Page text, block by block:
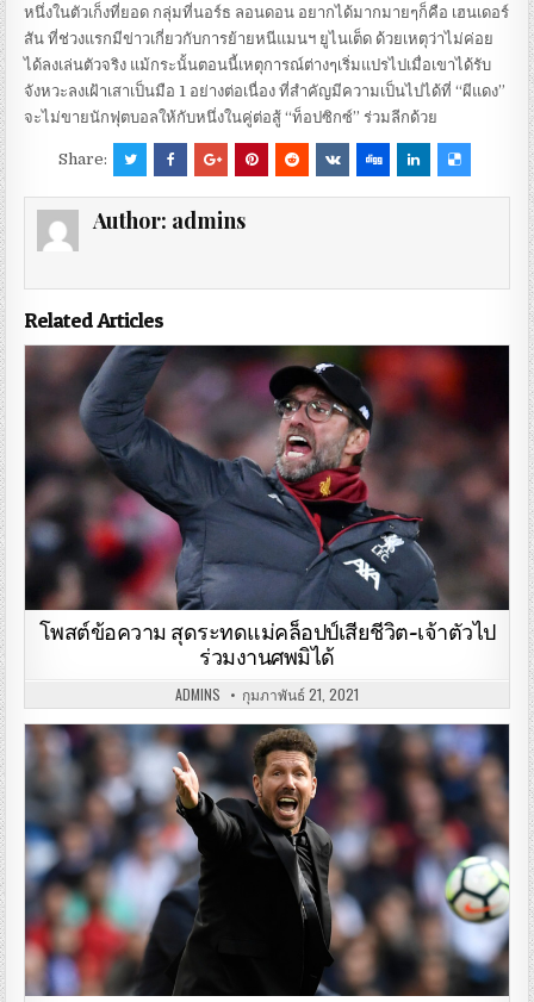
หนึ่งในตัวเก็งที่ยอด กลุ่มที่นอร์ธ ลอนดอน อยากได้มากมายๆก็คือ เฮนเดอร์
สัน ที่ช่วงแรกมีข่าวเกี่ยวกับการย้ายหนีแมนฯ ยูไนเต็ด ด้วยเหตุว่าไม่ค่อย
ได้ลงเล่นตัวจริง แม้กระนั้นตอนนี้เหตุการณ์ต่างๆเริ่มแปรไปเมื่อเขาได้รับ
จังหวะลงเฝ้าเสาเป็นมือ 1 อย่างต่อเนื่อง ที่สำคัญมีความเป็นไปได้ที่ “ผีแดง”
จะไม่ขายนักฟุตบอลให้กับหนึ่งในคู่ต่อสู้ “ท็อปซิกซ์” ร่วมลีกด้วย
Share:
Author: admins
Related Articles
โพสต์ข้อความ สุดระทดแม่คล็อปป์เสียชีวิต-เจ้าตัวไป
ร่วมงานศพมิได้
ADMINS กุมภาพันธ์ 21, 2021